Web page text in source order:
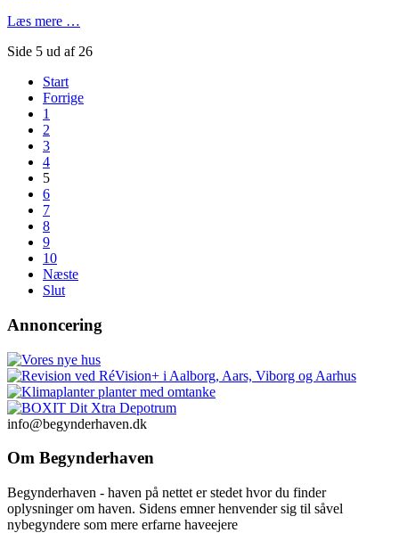
Læs mere …
Side 5 ud af 26
Start
Forrige
1
2
3
4
5
6
7
8
9
10
Næste
Slut
Annoncering
info@begynderhaven.dk
Om Begynderhaven
Begynderhaven - haven på nettet er stedet hvor du finder
oplysninger om haven. Sidens emner henvender sig til såvel
nybegyndere som mere erfarne haveejere